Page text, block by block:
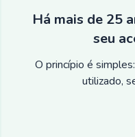
Há mais de 25
seu
O princípio é
utilizado,